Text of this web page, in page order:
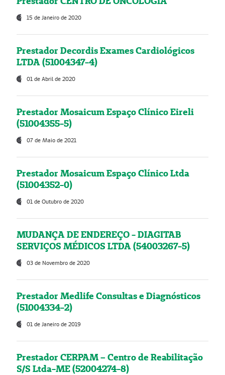
15 de Janeiro de 2020
Prestador Decordis Exames Cardiológicos
LTDA (51004347-4)
01 de Abril de 2020
Prestador Mosaicum Espaço Clínico Eireli
(51004355-5)
07 de Maio de 2021
Prestador Mosaicum Espaço Clínico Ltda
(51004352-0)
01 de Outubro de 2020
MUDANÇA DE ENDEREÇO - DIAGITAB
SERVIÇOS MÉDICOS LTDA (54003267-5)
03 de Novembro de 2020
Prestador Medlife Consultas e Diagnósticos
(51004334-2)
01 de Janeiro de 2019
Prestador CERPAM – Centro de Reabilitação
S/S Ltda-ME (52004274-8)